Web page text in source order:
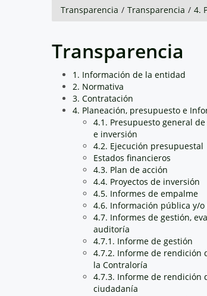
Transparencia / Transparencia / 4.
Transparencia
1. Información de la entidad
2. Normativa
3. Contratación
4. Planeación, presupuesto e
4.1. Presupuesto general
e inversión
4.2. Ejecución presupuestal
Estados financieros
4.3. Plan de acción
4.4. Proyectos de inversión
4.5. Informes de empalme
4.6. Información pública y/
4.7. Informes de gestión,
auditoría
4.7.1. Informe de gestión
4.7.2. Informe de rendición
la Contraloría
4.7.3. Informe de rendición
ciudadanía